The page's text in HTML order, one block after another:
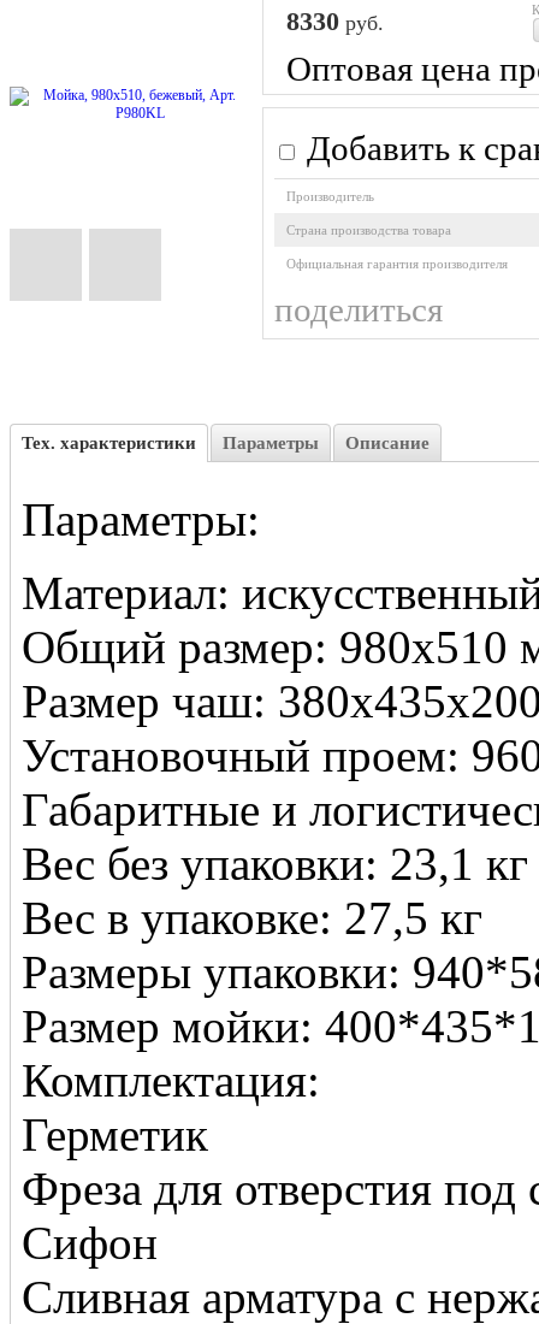
8330 руб.
Оптовая цена
Добавить к
Производитель
Cтрана производства товара
Официальная гарантия производителя
поделиться
Тех. характеристики Параметры Описание
Параметры:
Материал:
Общий размер: 980х510
Размер чаш:
Установочный проем:
Габаритные и
Вес без упаковки: 23,1 кг
Вес в упаковке: 27,5 кг
Размеры упаковки:
Размер мойки:
Комплектация:
Герметик
Фреза для отверстия под
Сифон
Сливная арматура с